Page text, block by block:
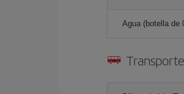
Agua (botella de
Transporte